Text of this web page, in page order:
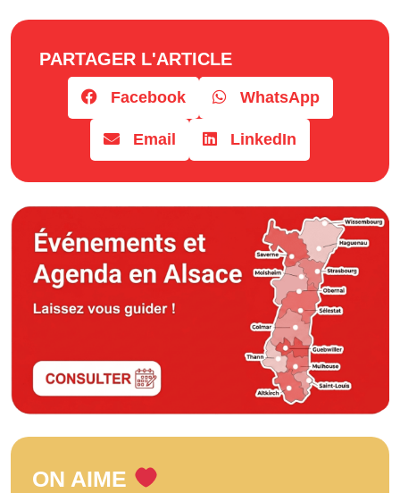
PARTAGER L'ARTICLE
Facebook WhatsApp
Email LinkedIn
ON AIME